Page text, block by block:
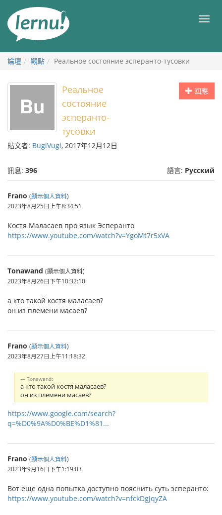
目
論壇 觀點 Реальное состояние эсперанто-тусовки
回應
Реальное
состояние
эсперанто-
тусовки
貼文者: BugiVugi, 2017年12月12日
訊息: 396 語言: Русский
Frano (顯示個人資料)
2023年8月25日上午8:34:51
Костя Маласаев про язык Эсперанто
https://www.youtube.com/watch?v=YgoMt7r5xVA
Tonawand (顯示個人資料)
2023年8月26日下午10:32:10
а кто такой костя маласаев?
он из племени масаев?
Frano (顯示個人資料)
2023年8月27日上午11:18:32
Tonawand:
а кто такой костя маласаев?
он из племени масаев?
https://www.google.com/search?
q=%D0%9A%D0%BE%D1%81...
Frano (顯示個人資料)
2023年9月16日下午1:19:03
Вот еще одна попытка доступно пояснить суть эсперанто:
https://www.youtube.com/watch?v=nfckDgJqyZA